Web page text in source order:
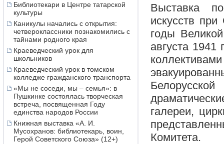
Библиотекари в Центре татарской
культуры
Каникулы начались с открытия:
четвероклассники познакомились с
тайнами родного края
Краеведческий урок для
школьников
Краеведческий урок в томском
колледже гражданского транспорта
«Мы не соседи, мы – семья»: в
Пушкинке состоялась творческая
встреча, посвященная Году
единства народов России
Книжная выставка «А. И.
Мусохранов: библиотекарь, воин,
Герой Советского Союза» (12+)
Выставка
искусств
годы
августа
галереи,
Комитета.